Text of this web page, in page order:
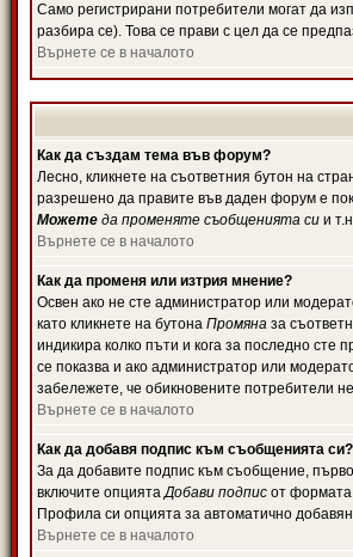
Само регистрирани потребители могат да
разбира се). Това се прави с цел да се
Върнете се в началото
Как да създам тема във форум?
Лесно, кликнете на съответния бутон на
разрешено да правите във даден форум е
Можете да променяте съобщенията си и
Върнете се в началото
Как да променя или изтрия мнение?
Освен ако не сте администратор или
като кликнете на бутона Промяна за
индикира колко пъти и кога за последно сте
се показва и ако администратор или
забележете, че обикновените потребители
Върнете се в началото
Как да добавя подпис към съобщенията си?
За да добавите подпис към съобщение,
включите опциятаДобави подпис от формата
Профила си опцията за автоматично
Върнете се в началото